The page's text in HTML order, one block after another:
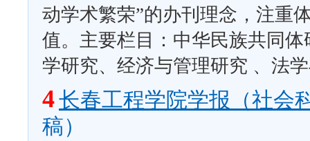
动学术繁荣”的办刊理念，注重
值。主要栏目：中华民族共同
学研究、经济与管理研究 、法
4长春工程学院学报（社会
稿）